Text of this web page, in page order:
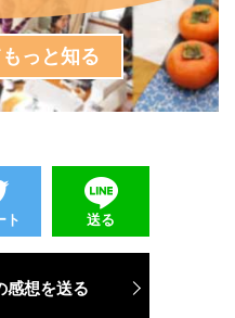
っと知る
ト 送る
感想を送る